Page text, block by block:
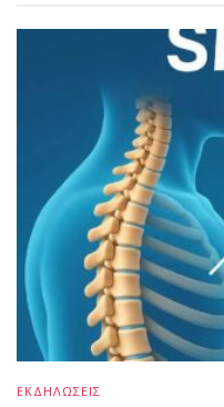
ΕΚΔΗΛΩΣΕΙΣ